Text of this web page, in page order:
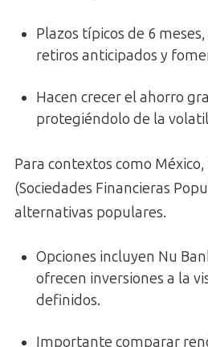
Plazos típicos de 6
retiros anticipados y
Hacen crecer el ahorro
protegiéndolo de la
Para contextos como México,
(Sociedades Financieras
alternativas populares.
Opciones incluyen Nu
ofrecen inversiones a la
definidos.
Importante comparar